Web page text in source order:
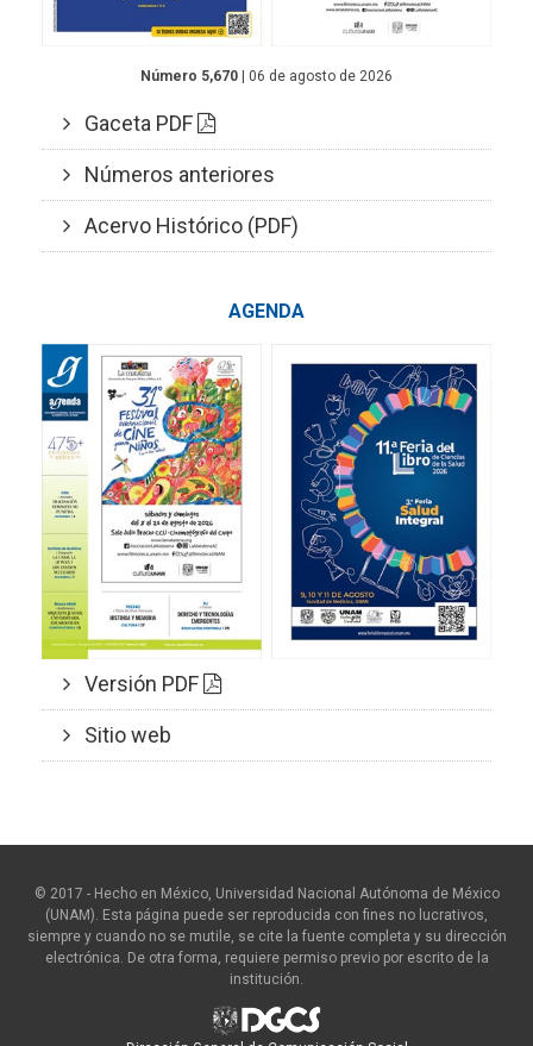
Número 5,670 | 06 de agosto de 2026
Gaceta PDF
Números anteriores
Acervo Histórico (PDF)
AGENDA
Versión PDF
Sitio web
© 2017 - Hecho en México, Universidad Nacional Autónoma de México
(UNAM). Esta página puede ser reproducida con fines no lucrativos,
siempre y cuando no se mutile, se cite la fuente completa y su dirección
electrónica. De otra forma, requiere permiso previo por escrito de la
institución.